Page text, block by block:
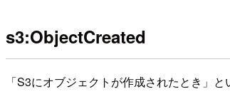
s3:ObjectCreated
「S3にオブジェクトが作成されたとき」